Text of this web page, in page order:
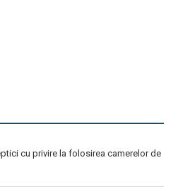
cu privire la folosirea camerelor de